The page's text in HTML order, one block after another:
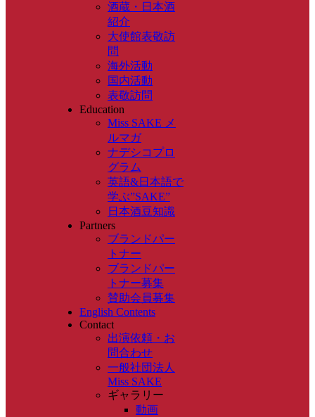
酒蔵・日本酒
紹介
大使館表敬訪
問
海外活動
国内活動
表敬訪問
Education
Miss SAKE メ
ルマガ
ナデシコプロ
グラム
英語&日本語で
学ぶ”SAKE”
日本酒豆知識
Partners
ブランドパー
トナー
ブランドパー
トナー募集
賛助会員募集
English Contents
Contact
出演依頼・お
問合わせ
一般社団法人
Miss SAKE
ギャラリー
動画